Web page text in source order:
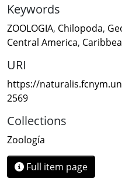
Keywords
ZOOLOGIA, Chilopoda,
Central America,
URI
https://
2569
Collections
Zoología
Full item page